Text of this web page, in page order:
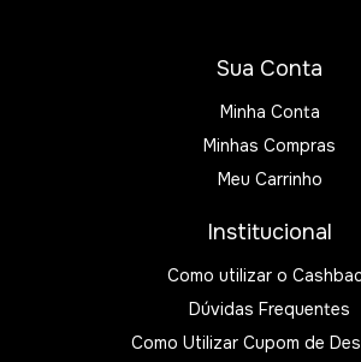
Sua Conta
Minha Conta
Minhas Compras
Meu Carrinho
Institucional
Como utilizar o
Dúvidas Frequentes
Como Utilizar Cupom de